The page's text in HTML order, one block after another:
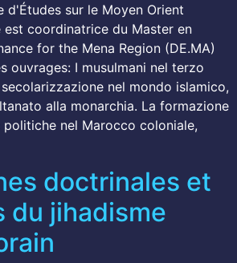
d'Études sur le Moyen Orient
est coordinatrice du Master en
for the Mena Region (DE.MA)
ouvrages: I musulmani nel terzo
nel mondo islamico,
alla monarchia. La formazione
nel Marocco coloniale,
doctrinales et
du jihadisme